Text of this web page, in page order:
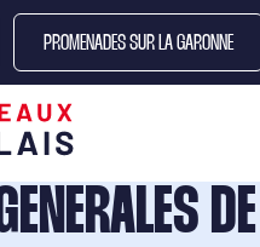
PROMENADES SUR LA GARONNE